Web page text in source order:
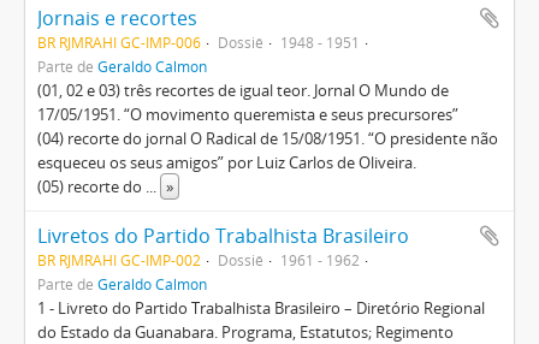
Jornais e recortes
BR RJMRAHI GC-IMP-006 Dossiê
1948 - 1951
Parte de Geraldo Calmon
(01, 02 e 03) três recortes de igual teor. Jornal O Mundo de
17/05/1951. “O movimento queremista e seus precursores”
(04) recorte do jornal O Radical de 15/08/1951. “O presidente não
esqueceu os seus amigos” por Luiz Carlos de Oliveira.
(05) recorte do ... »
Livretos do Partido Trabalhista Brasileiro
BR RJMRAHI GC-IMP-002 Dossiê
1961 - 1962
Parte de Geraldo Calmon
1 - Livreto do Partido Trabalhista Brasileiro – Diretório Regional
do Estado da Guanabara. Programa, Estatutos; Regimento